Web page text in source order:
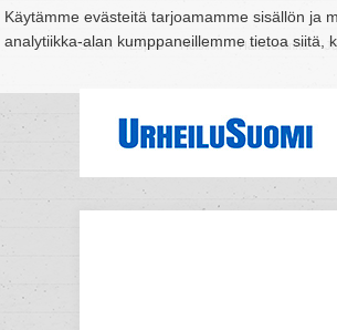
Käytämme evästeitä tarjoamamme sisällön ja
analytiikka-alan kumppaneillemme tietoa siitä,
Suomi Espoo Helsinki Hämeenlinna